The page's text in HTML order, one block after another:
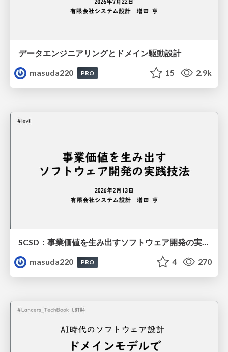
データエンジニアリングとドメイン駆動設計
masuda220
PRO 15 2.9k
SCSD：事業価値を生み出すソフトウェア開発の実践技法
masuda220
PRO 4 270